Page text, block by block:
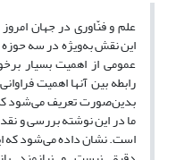
علم و فنّاوری در جهان
این نقش به‌ویژه در سه
عمومی از اهمیت بسیار
رابطه بین آنها اهمیت
بدین‌صورت تعریف می‌شود
ما در این نوشته بررسی و
است. نشان داده می‌شود که